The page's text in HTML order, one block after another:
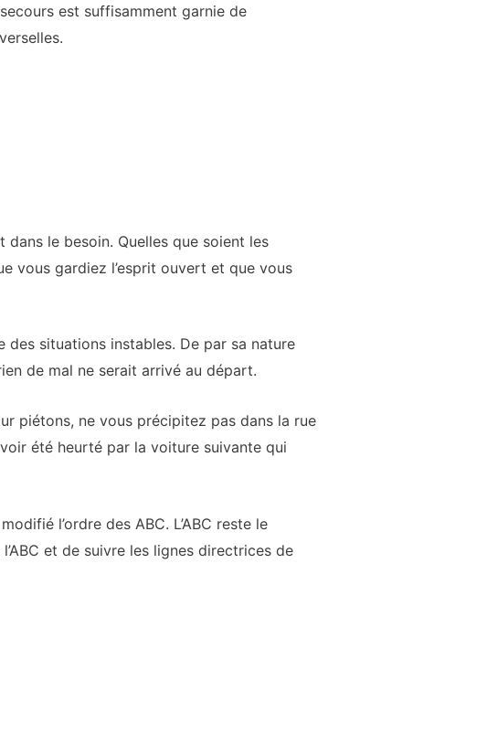
est suffisamment garnie de
le besoin. Quelles que soient les
vous gardiez l’esprit ouvert et que vous
situations instables. De par sa nature
de mal ne serait arrivé au départ.
piétons, ne vous précipitez pas dans la rue
été heurté par la voiture suivante qui
l’ordre des ABC. L’ABC reste le
et de suivre les lignes directrices de